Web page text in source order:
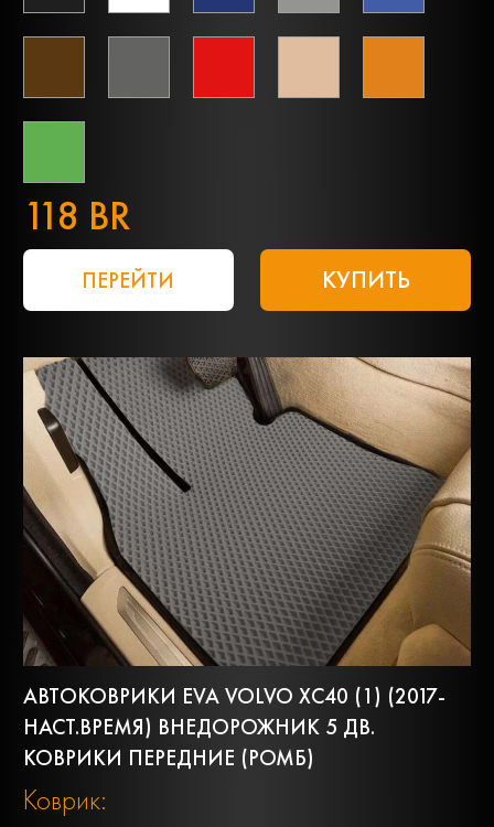
118 BR
ПЕРЕЙТИ КУПИТЬ
АВТОКОВРИКИ EVA VOLVO XC40 (1) (2017-
НАСТ.ВРЕМЯ) ВНЕДОРОЖНИК 5 ДВ.
КОВРИКИ ПЕРЕДНИЕ (РОМБ)
Коврик: